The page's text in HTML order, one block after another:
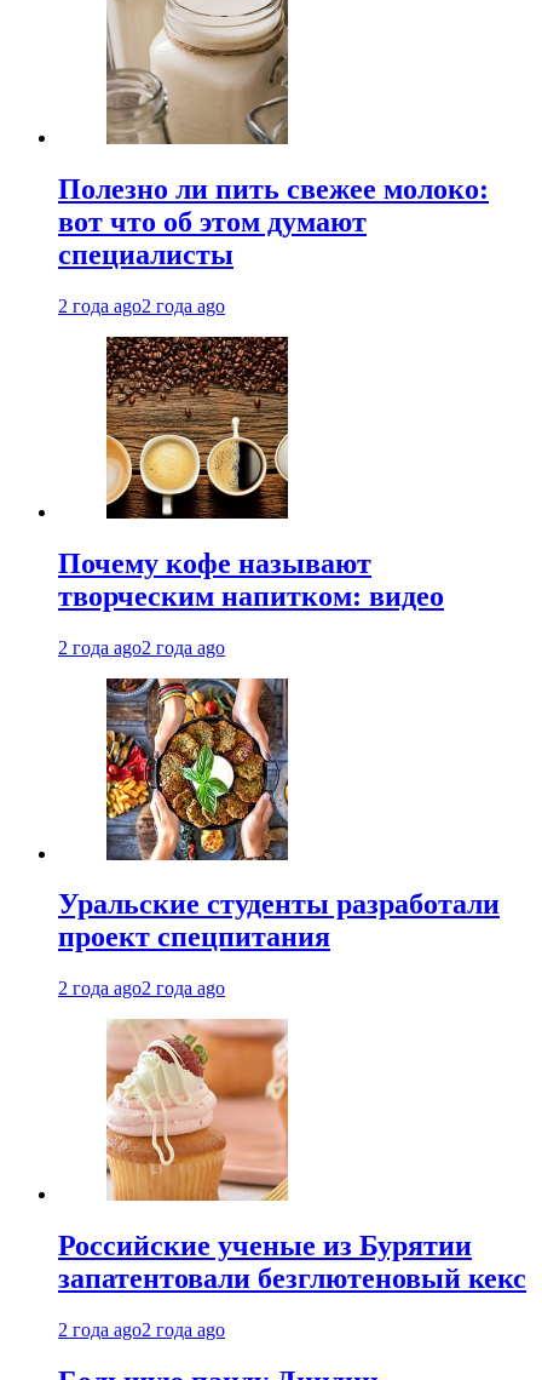
Полезно ли пить свежее молоко:
вот что об этом думают
специалисты
2 года ago2 года ago
Почему кофе называют
творческим напитком: видео
2 года ago2 года ago
Уральские студенты разработали
проект спецпитания
2 года ago2 года ago
Российские ученые из Бурятии
запатентовали безглютеновый кекс
2 года ago2 года ago